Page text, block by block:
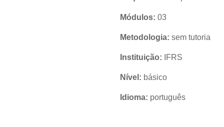
Módulos: 03
Metodologia: sem tutoria
Instituição: IFRS
Nível: básico
Idioma: português